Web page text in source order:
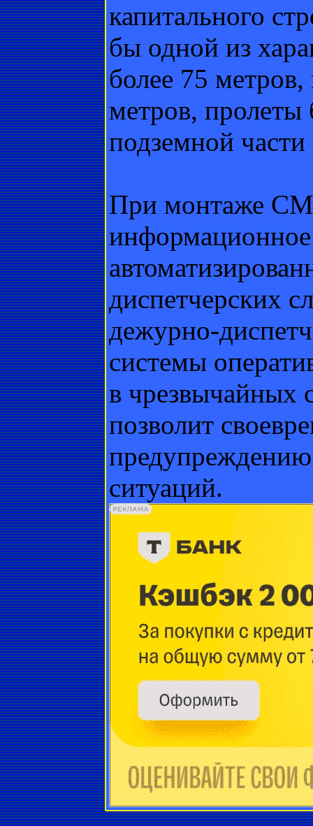
капитального
бы одной из
более 75
метров, пролеты
подземной
При монтаже
диспетчерских
дежурно-
системы
в чрезвычайных
позволит
ситуаций.